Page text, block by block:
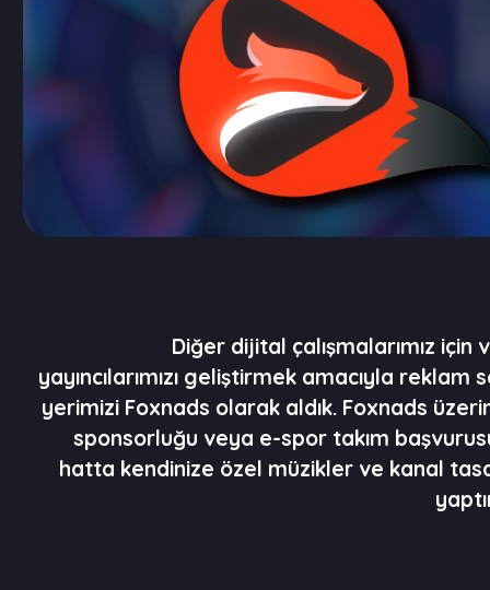
Diğer dijital çalışmalarımız için
yayıncılarımızı geliştirmek amacıyla reklam
yerimizi Foxnads olarak aldık. Foxnads
sponsorluğu veya e-spor takım
hatta kendinize özel müzikler ve kanal